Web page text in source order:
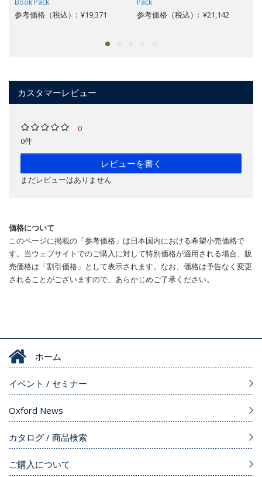
Book Pack
参考価格（税込）: ¥19,371
Pack
参考価格（税込）: ¥21,142
カスタマーレビュー
0
0件
レビューを書く
まだレビューはありません
価格について
このページに掲載の「参考価格」は日本国内における希望小売価格で
す。当ウェブサイトでのご購入に対して特別価格が適用される場合、販
売価格は「割引価格」として表示されます。なお、価格は予告なく変更
されることがございますので、あらかじめご了承ください。
ホーム
イベント / セミナー
Oxford News
カタログ / 商品検索
ご購入について